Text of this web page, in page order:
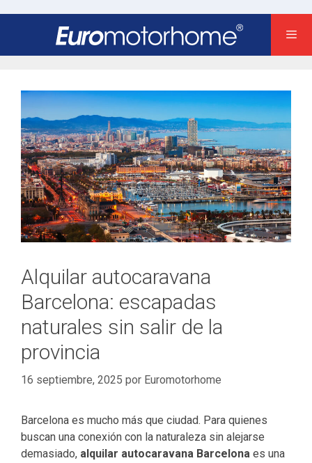
Alquilar autocaravana
Barcelona: escapadas
naturales sin salir de la
provincia
16 septiembre, 2025 por Euromotorhome
Barcelona es mucho más que ciudad. Para quienes
buscan una conexión con la naturaleza sin alejarse
demasiado, alquilar autocaravana Barcelona es una